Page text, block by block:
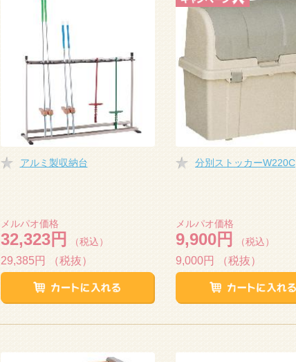
アルミ製収納台
メルパオ価格
32,323円 （税込）
29,385円 （税抜）
分別ストッカーW220C
メルパオ価格
9,900円 （税込）
9,000円 （税抜）